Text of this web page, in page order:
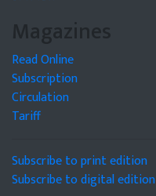
Magazines
Read Online
Subscription
Circulation
Tariff
Subscribe to print edition
Subscribe to digital edition